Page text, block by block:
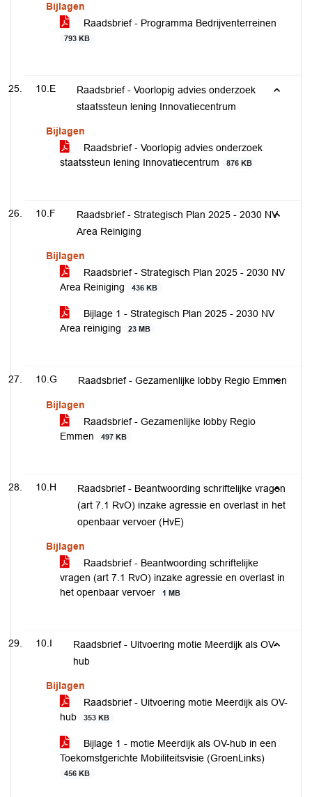
Bijlagen
Raadsbrief - Programma Bedrijventerreinen
793 KB
10.E
Raadsbrief - Voorlopig advies onderzoek
staatssteun lening Innovatiecentrum
Bijlagen
Raadsbrief - Voorlopig advies onderzoek
staatssteun lening Innovatiecentrum
876 KB
10.F
Raadsbrief - Strategisch Plan 2025 - 2030 NV
Area Reiniging
Bijlagen
Raadsbrief - Strategisch Plan 2025 - 2030 NV
Area Reiniging
436 KB
Bijlage 1 - Strategisch Plan 2025 - 2030 NV
Area reiniging
23 MB
10.G Raadsbrief - Gezamenlijke lobby Regio Emmen
Bijlagen
Raadsbrief - Gezamenlijke lobby Regio
Emmen
497 KB
10.H
Raadsbrief - Beantwoording schriftelijke vragen
(art 7.1 RvO) inzake agressie en overlast in het
openbaar vervoer (HvE)
Bijlagen
Raadsbrief - Beantwoording schriftelijke
vragen (art 7.1 RvO) inzake agressie en overlast in
het openbaar vervoer
1 MB
10.I
Raadsbrief - Uitvoering motie Meerdijk als OV-
hub
Bijlagen
Raadsbrief - Uitvoering motie Meerdijk als OV-
hub
353 KB
Bijlage 1 - motie Meerdijk als OV-hub in een
Toekomstgerichte Mobiliteitsvisie (GroenLinks)
456 KB